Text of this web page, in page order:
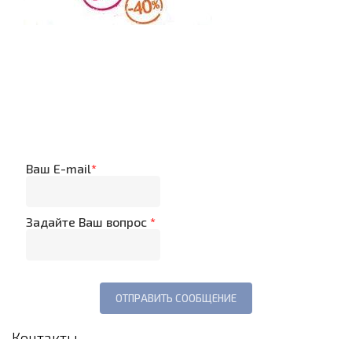
Ваш E-mail*
Задайте Ваш вопрос *